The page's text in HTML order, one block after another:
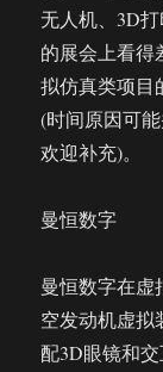
无人机、3D
的展会上看得
拟仿真类项目
(时间原因可
欢迎补充)。
曼恒数字
曼恒数字在虚
空发动机虚拟
配3D眼镜和